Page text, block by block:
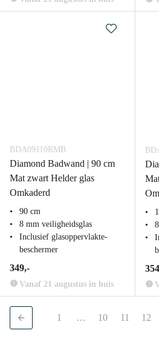
BDA09110RMB
Diamond Badwand | 90 cm
Mat zwart Helder glas
Omkaderd
90 cm
8 mm veiligheidsglas
Inclusief glasoppervlakte-
beschermer
349,-
Vanaf 21 augustus in huis
1 … 10 11 12